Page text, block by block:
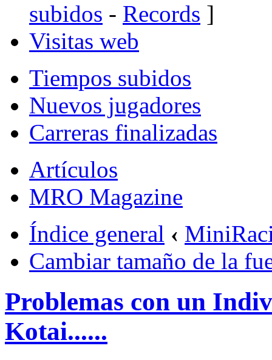
subidos - Records ]
Visitas web
Tiempos subidos
Nuevos jugadores
Carreras finalizadas
Artículos
MRO Magazine
Índice general ‹
Cambiar tamaño de la
Problemas con un
Kotai......